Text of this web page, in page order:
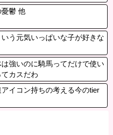
憂鬱 他
いう元気いっぱいな子が好きな
は強いのに騎馬ってだけで使い
カスだわ
アイコン持ちの考える今のtier